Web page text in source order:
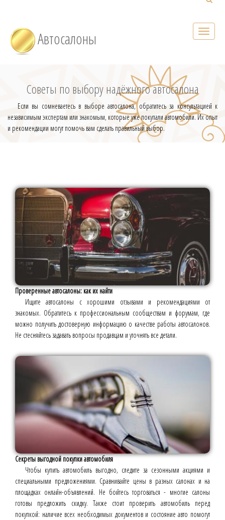
Автосалоны
Советы по выбору надёжного автосалона
Если вы сомневаетесь в выборе автосалона, обратитесь за консультацией к
независимым экспертам или знакомым, которые уже покупали автомобили. Их опыт
и рекомендации могут помочь вам сделать правильный выбор.
Проверенные автосалоны: как их найти
Ищите автосалоны с хорошими отзывами и рекомендациями от
знакомых. Обратитесь к профессиональным сообществам и форумам, где
можно получить достоверную информацию о качестве работы автосалонов.
Не стесняйтесь задавать вопросы продавцам и уточнять все детали.
Секреты выгодной покупки автомобиля
Чтобы купить автомобиль выгодно, следите за сезонными акциями и
специальными предложениями. Сравнивайте цены в разных салонах и на
площадках онлайн-объявлений. Не бойтесь торговаться - многие салоны
готовы предложить скидку. Также стоит проверить автомобиль перед
покупкой: наличие всех необходимых документов и состояние авто помогут